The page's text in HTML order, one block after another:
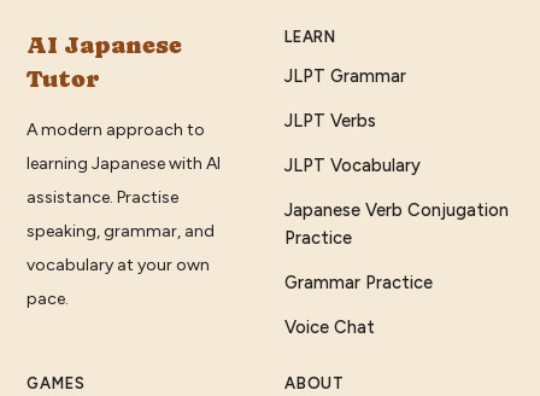
AI Japanese
Tutor
A modern approach to
learning Japanese with AI
assistance. Practise
speaking, grammar, and
vocabulary at your own
pace.
LEARN
JLPT Grammar
JLPT Verbs
JLPT Vocabulary
Japanese Verb Conjugation
Practice
Grammar Practice
Voice Chat
GAMES ABOUT